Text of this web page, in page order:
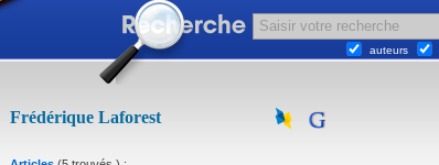
auteurs
Frédérique Laforest